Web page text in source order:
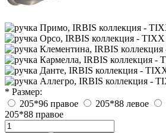
* Размер:
205*96 правое
205*88 левое
205*88 правое